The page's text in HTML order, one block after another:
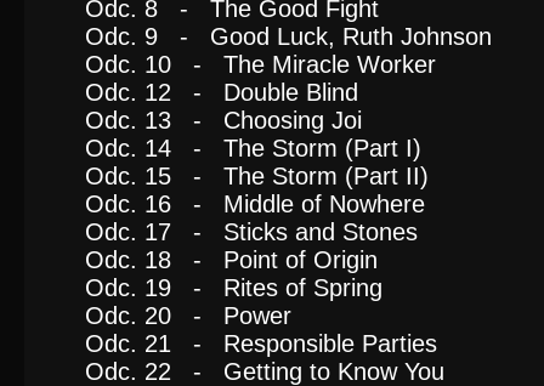
Odc. 8 - The Good Fight
Odc. 9 - Good Luck, Ruth Johnson
Odc. 10 - The Miracle Worker
Odc. 12 - Double Blind
Odc. 13 - Choosing Joi
Odc. 14 - The Storm (Part I)
Odc. 15 - The Storm (Part II)
Odc. 16 - Middle of Nowhere
Odc. 17 - Sticks and Stones
Odc. 18 - Point of Origin
Odc. 19 - Rites of Spring
Odc. 20 - Power
Odc. 21 - Responsible Parties
Odc. 22 - Getting to Know You